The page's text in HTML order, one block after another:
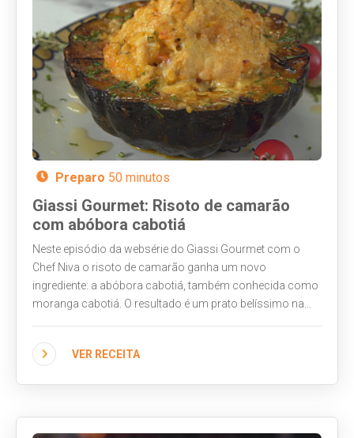
Preparo 50 minutos
Giassi Gourmet: Risoto de camarão
com abóbora cabotiá
Neste episódio da websérie do Giassi Gourmet com o
Chef Niva o risoto de camarão ganha um novo
ingrediente: a abóbora cabotiá, também conhecida como
moranga cabotiá. O resultado é um prato belíssimo na
cremoso. Vamos assistir?
VER RECEITA